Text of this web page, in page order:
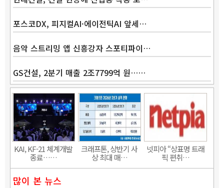
포스코DX, 피지컬AI·에이전틱AI 앞세…
음악 스트리밍 앱 신흥강자 스포티파이…
GS건설, 2분기 매출 2조7799억 원……
KAI, KF-21 체계개발
종료……
크래프톤, 상반기 사
상 최대 매…
넷피아 “상표명 트래
픽 편취…
많이 본 뉴스